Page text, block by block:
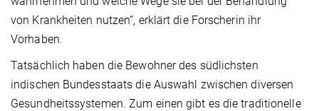
von Krankheiten nutzen“, erklärt die Forscherin ihr
Vorhaben.
Tatsächlich haben die Bewohner des südlichsten
indischen Bundesstaats die Auswahl zwischen diversen
Gesundheitssystemen. Zum einen gibt es die traditionelle